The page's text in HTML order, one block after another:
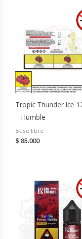
Tropic Thunder Ice
– Humble
Base libre
$ 85.000